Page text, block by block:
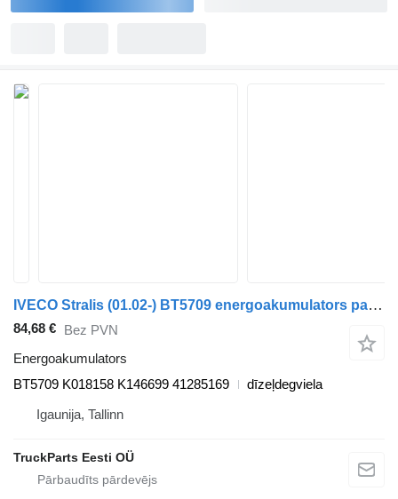
IVECO Stralis (01.02-) BT5709 energoakumulators paredzēts IVECO Stralis, Trakker (2002-) vilcēja
84,68 € Bez PVN
Energoakumulators
BT5709 K018158 K146699 41285169
dīzeļdegviela
Igaunija, Tallinn
TruckParts Eesti OÜ